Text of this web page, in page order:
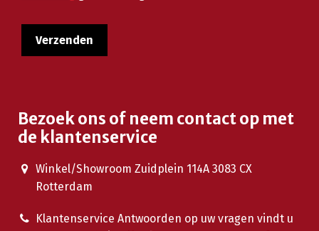
Bezoek ons of neem contact op met
de klantenservice
Winkel/Showroom Zuidplein 114A 3083 CX
Rotterdam
Klantenservice Antwoorden op uw vragen vindt u